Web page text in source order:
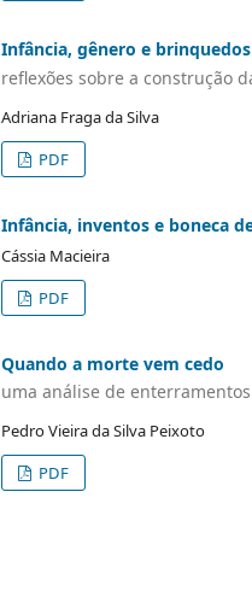
Infância, gênero e brinquedos
reflexões sobre a construção
Adriana Fraga da Silva
PDF
Infância, inventos e boneca
Cássia Macieira
PDF
Quando a morte vem cedo
uma análise de
Pedro Vieira da Silva Peixoto
PDF